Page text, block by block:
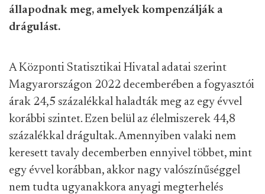
állapodnak meg, amelyek kompenzálják a
drágulást.
A Központi Statisztikai Hivatal adatai szerint
Magyarországon 2022 decemberében a fogyasztói
árak 24,5 százalékkal haladták meg az egy évvel
korábbi szintet. Ezen belül az élelmiszerek 44,8
százalékkal drágultak. Amennyiben valaki nem
keresett tavaly decemberben ennyivel többet, mint
egy évvel korábban, akkor nagy valószínűséggel
nem tudta ugyanakkora anyagi megterhelés